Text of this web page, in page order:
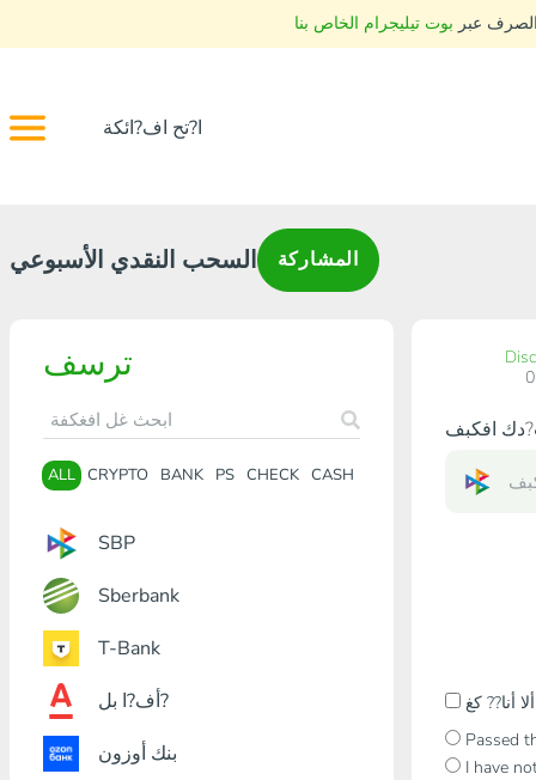
عبر بوت تيليجرام الخاص بنا
ا?تح اف?ائكة
السحب النقدي الأسبوعي المشاركة
ترسف
ALL CRYPTO BANK PS CHECK CASH
SBP
Sberbank
T-Bank
أف?ا بل?
بنك أوزون
Passed
I have